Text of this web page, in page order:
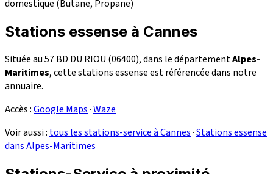
domestique (Butane, Propane)
Stations essense à Cannes
Située au 57 BD DU RIOU (06400), dans le départementAlpes-
Maritimes, cette stations essense est référencée dans notre
annuaire.
Accès :Google Maps·Waze
Voir aussi : tous les stations-service à Cannes·Stations essense
dans Alpes-Maritimes